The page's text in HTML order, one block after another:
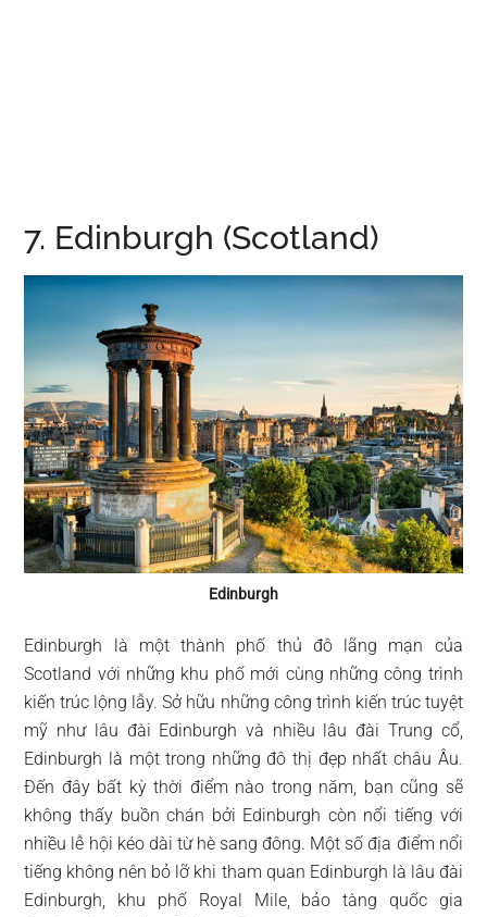
7. Edinburgh (Scotland)
Edinburgh
Edinburgh là một thành phố thủ đô lãng mạn của
Scotland với những khu phố mới cùng những công trình
kiến trúc lộng lẫy. Sở hữu những công trình kiến trúc tuyệt
mỹ như lâu đài Edinburgh và nhiều lâu đài Trung cổ,
Edinburgh là một trong những đô thị đẹp nhất châu Âu.
Đến đây bất kỳ thời điểm nào trong năm, bạn cũng sẽ
không thấy buồn chán bởi Edinburgh còn nổi tiếng với
nhiều lễ hội kéo dài từ hè sang đông. Một số địa điểm nổi
tiếng không nên bỏ lỡ khi tham quan Edinburgh là lâu đài
Edinburgh, khu phố Royal Mile, bảo tàng quốc gia